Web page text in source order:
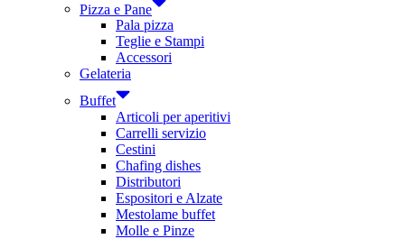
Pizza e Pane
Pala pizza
Teglie e Stampi
Accessori
Gelateria
Buffet
Articoli per aperitivi
Carrelli servizio
Cestini
Chafing dishes
Distributori
Espositori e Alzate
Mestolame buffet
Molle e Pinze